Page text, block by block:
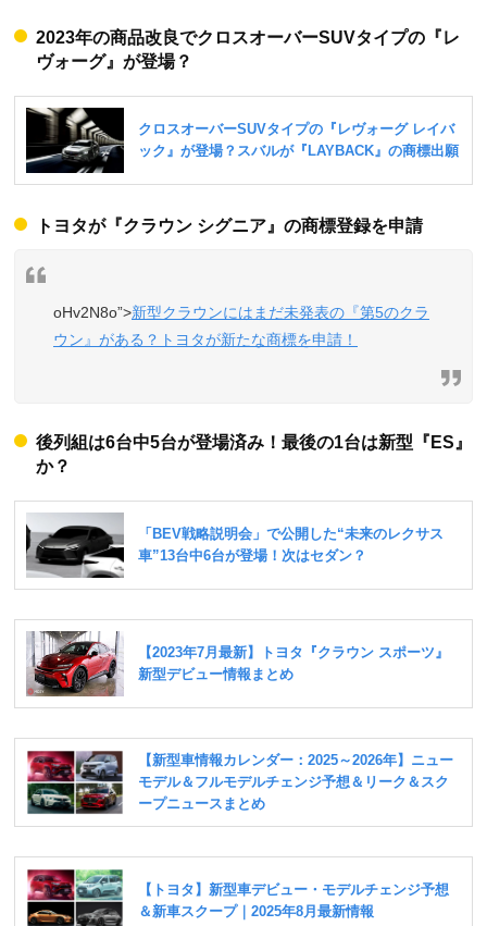
2023年の商品改良でクロスオーバーSUVタイプの『レ
ヴォーグ』が登場？
トヨタが『クラウン シグニア』の商標登録を申請
oHv2N8o”>新型クラウンにはまだ未発表の『第5のクラ
ウン』がある？トヨタが新たな商標を申請！
後列組は6台中5台が登場済み！最後の1台は新型『ES』
か？